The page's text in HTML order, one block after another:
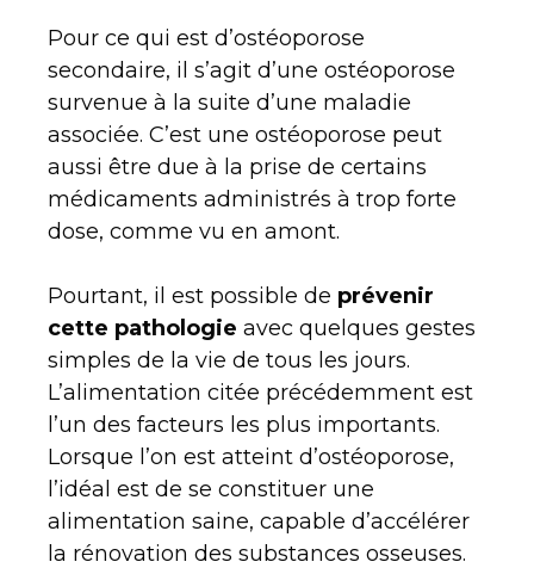
Pour ce qui est d’ostéoporose
secondaire, il s’agit d’une ostéoporose
survenue à la suite d’une maladie
associée. C’est une ostéoporose peut
aussi être due à la prise de certains
médicaments administrés à trop forte
dose, comme vu en amont.
Pourtant, il est possible de prévenir
cette pathologie avec quelques gestes
simples de la vie de tous les jours.
L’alimentation citée précédemment est
l’un des facteurs les plus importants.
Lorsque l’on est atteint d’ostéoporose,
l’idéal est de se constituer une
alimentation saine, capable d’accélérer
la rénovation des substances osseuses.